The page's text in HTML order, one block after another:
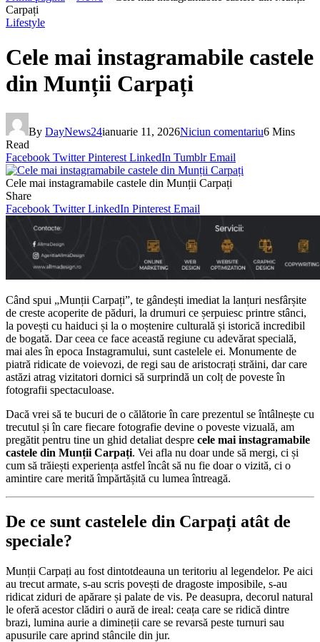
Carpați
Lifestyle
Cele mai instagramabile castele
din Munții Carpați
By DayNews24ianuarie 11, 2026Niciun comentariu6 Mins
Read
Facebook Twitter Pinterest LinkedIn Tumblr Email
Cele mai instagramabile castele din Munții Carpați
Share
Facebook Twitter LinkedIn Pinterest Email
Când spui „Munții Carpați”, te gândești imediat la lanțuri nesfârșite
de creste acoperite de păduri, la drumuri ce șerpuiesc printre stânci,
la povești cu haiduci și la o moștenire culturală și istorică incredibil
de bogată. Dar ceea ce face această regiune cu adevărat specială,
mai ales în epoca Instagramului, sunt castelele ei. Monumente de
piatră ridicate de voievozi, de regi sau de aristocrați străini, dar care
astăzi atrag vizitatori dornici să surprindă un colț de poveste în
fotografii spectaculoase.
Dacă vrei să te bucuri de o călătorie în care prezentul se întâlnește cu
trecutul și în care fiecare fotografie devine o poveste vizuală, am
pregătit pentru tine un ghid detaliat despre cele mai instagramabile
castele din Munții Carpați. Vei afla nu doar unde să mergi, ci și
cum să trăiești experiența astfel încât să nu fie doar o vizită, ci o
amintire care merită împărtășită cu lumea întreagă.
De ce sunt castelele din Carpați atât de
speciale?
Munții Carpați au fost dintotdeauna un teritoriu al legendelor. Pe aici
au trecut armate, s-au scris povești de dragoste imposibile, s-au
ridicat ziduri de apărare și palate de vis. Pe deasupra, decorul natural
le oferă acestor clădiri o aură de ireal: ceața care se ridică dintre
brazi, lumina aurie a dimineții care se revarsă peste turnuri sau
apusurile care aprind stâncile din jur.